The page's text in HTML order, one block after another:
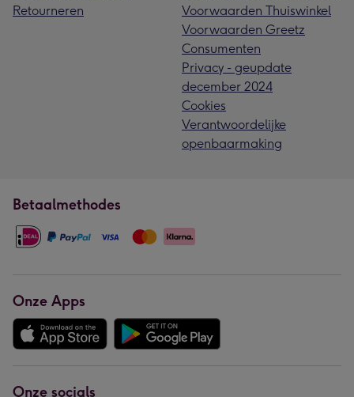
Retourneren
Voorwaarden Thuiswinkel
Voorwaarden Greetz
Consumenten
Privacy - geupdate
december 2024
Cookies
Verantwoordelijke
openbaarmaking
Betaalmethodes
Onze Apps
Onze socials